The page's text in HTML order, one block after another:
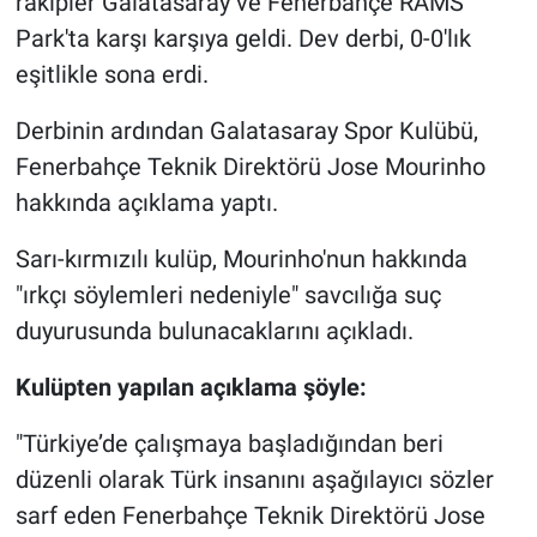
Park'ta karşı karşıya geldi. Dev derbi, 0-0'lık
eşitlikle sona erdi.
Derbinin ardından Galatasaray Spor Kulübü,
Fenerbahçe Teknik Direktörü Jose Mourinho
hakkında açıklama yaptı.
Sarı-kırmızılı kulüp, Mourinho'nun hakkında
"ırkçı söylemleri nedeniyle" savcılığa suç
duyurusunda bulunacaklarını açıkladı.
Kulüpten yapılan açıklama şöyle:
"Türkiye’de çalışmaya başladığından beri
düzenli olarak Türk insanını aşağılayıcı sözler
sarf eden Fenerbahçe Teknik Direktörü Jose
Gündem Özel
Günün görüntüsü
Haber
Kimdir
Ne demişti